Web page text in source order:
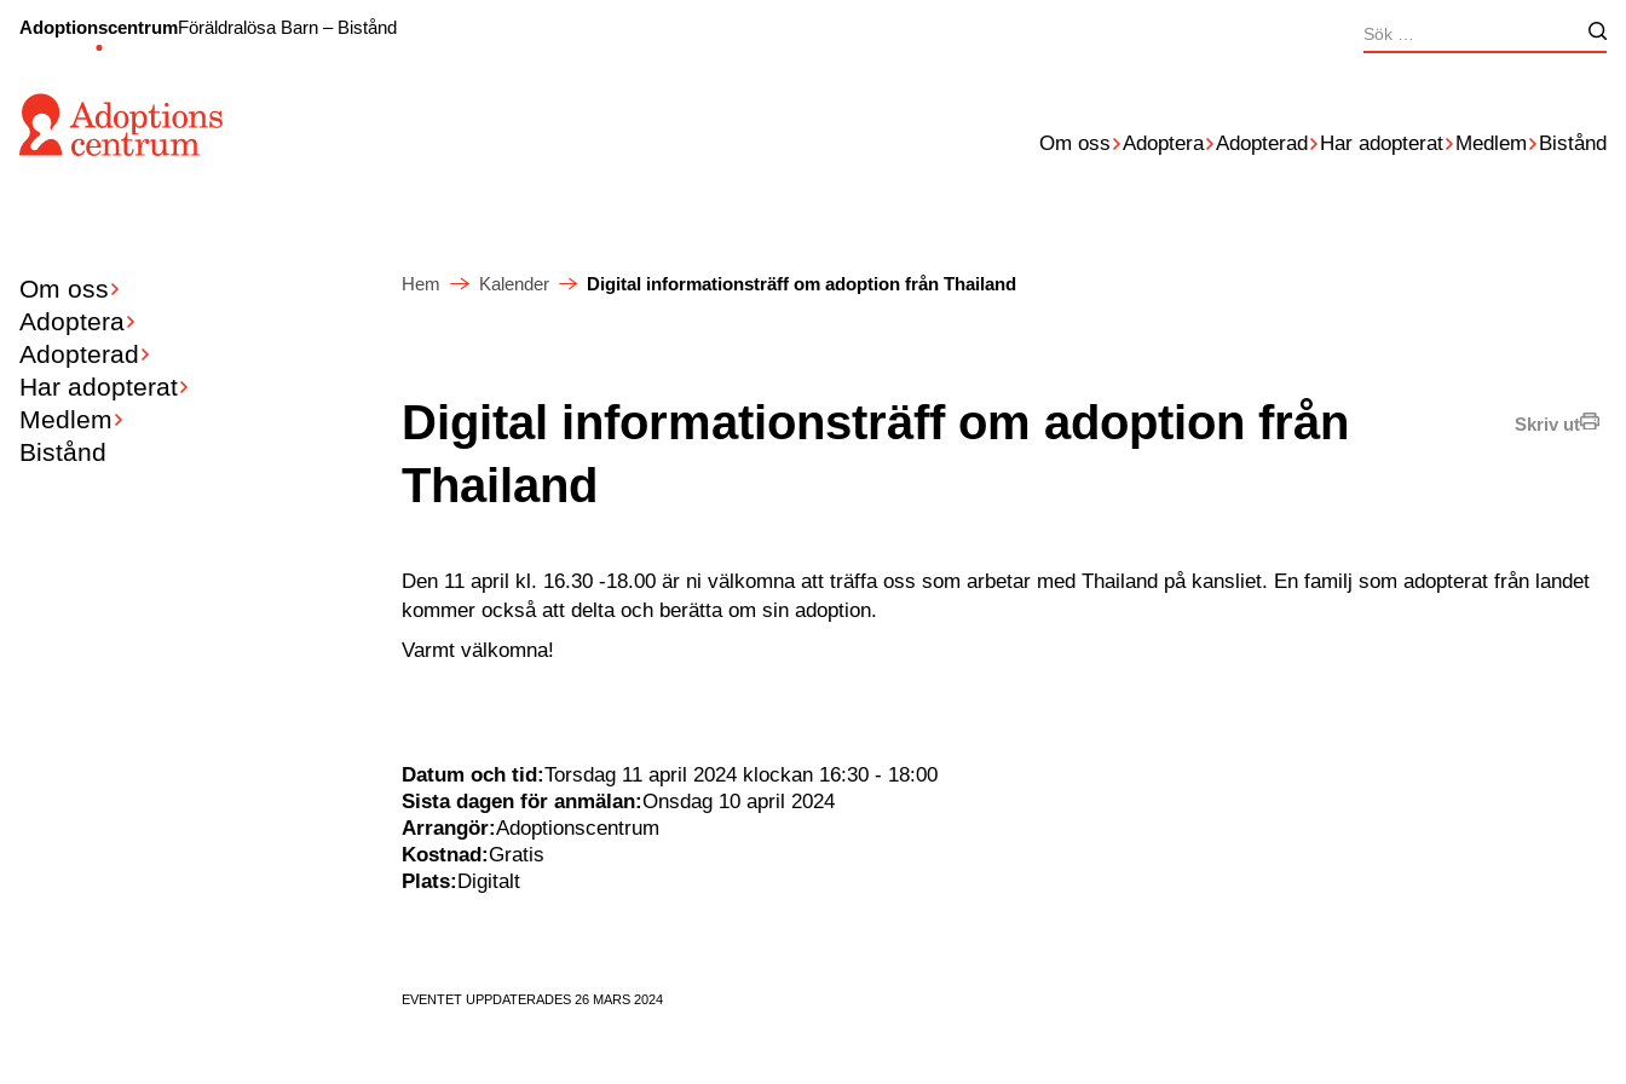
AdoptionscentrumFöräldralösa Barn – Bistånd
Sök
efter:
Om oss Adoptera Adopterad Har adopterat Medlem Bistånd
Om oss
Adoptera
Adopterad
Har adopterat
Medlem
Bistånd
Hem Kalender Digital informationsträff om adoption från Thailand
Skriv ut
Digital informationsträff om adoption från
Thailand
Den 11 april kl. 16.30 -18.00 är ni välkomna att träffa oss som arbetar med Thailand på kansliet. En familj som adopterat från landet
kommer också att delta och berätta om sin adoption.
Varmt välkomna!
Datum och tid:Torsdag 11 april 2024 klockan 16:30 - 18:00
Sista dagen för anmälan:Onsdag 10 april 2024
Arrangör:Adoptionscentrum
Kostnad:Gratis
Plats:Digitalt
EVENTET UPPDATERADES 26 MARS 2024